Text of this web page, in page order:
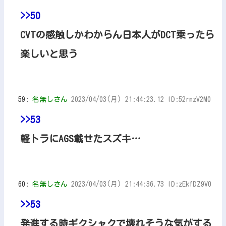
>>50
CVTの感触しかわからん日本人がDCT乗ったら
楽しいと思う
59: 名無しさん 2023/04/03(月) 21:44:23.12 ID:52rmzV2M0
>>53
軽トラにAGS載せたスズキ…
60: 名無しさん 2023/04/03(月) 21:44:36.73 ID:zEkfDZ9V0
>>53
発進する時ギクシャクで壊れそうな気がする